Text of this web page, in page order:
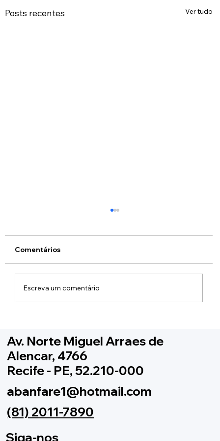
Posts recentes Ver tudo
Recife nos dias 15 e 16 de agosto
Comentários
Escreva um comentário
Av. Norte Miguel Arraes de
Alencar, 4766
Recife - PE, 52.210-000
abanfare1@hotmail.com
(81) 2011-7890
Siga-nos